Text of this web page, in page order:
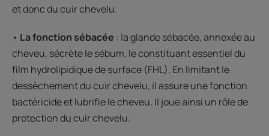
et donc du cuir chevelu.
• La fonction sébacée : la glande sébacée, annexée au
cheveu, sécrète le sébum, le constituant essentiel du
film hydrolipidique de surface (FHL). En limitant le
dessèchement du cuir chevelu, il assure une fonction
bactéricide et lubrifie le cheveu. Il joue ainsi un rôle de
protection du cuir chevelu.